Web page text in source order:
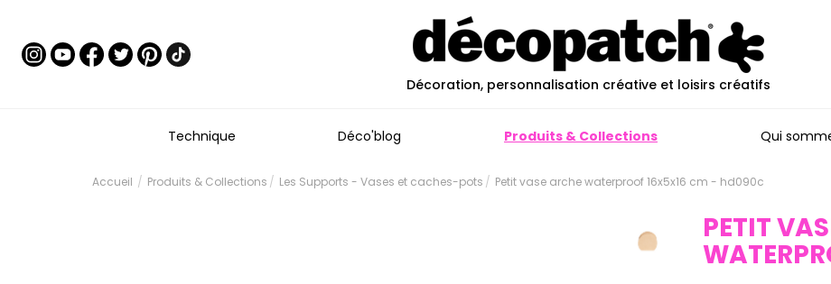
Décoration, personnalisation créative et loisirs créatifs
Technique Déco'blog Produits & Collections Qui
Accueil Produits & Collections Les Supports - Vases et caches-pots Petit vase arche waterproof 16x5x16 cm - hd090c
PETIT